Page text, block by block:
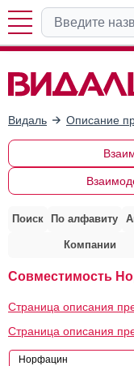
Видаль Описание
Поиск По алфавиту
Компании
Совместимость
Страница описания
Страница описания